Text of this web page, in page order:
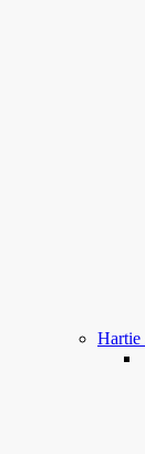
Hartie